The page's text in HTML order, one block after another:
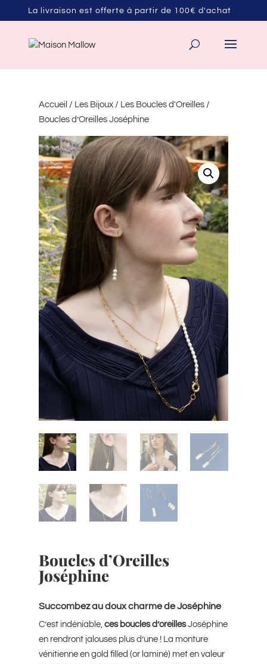
La livraison est offerte à partir de 100€ d'achat
Accueil / Les Bijoux/ Les Boucles d'Oreilles/
Boucles d’Oreilles Joséphine
Boucles d’Oreilles
Joséphine
Succombez au doux charme de Joséphine
C’est indéniable, ces boucles d’oreilles Joséphine
en rendront jalouses plus d’une ! La monture
vénitienne en gold filled (or laminé) met en valeur